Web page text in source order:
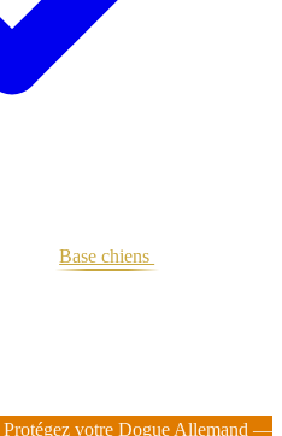
Base chiens
Protégez votre Dogue Allemand —